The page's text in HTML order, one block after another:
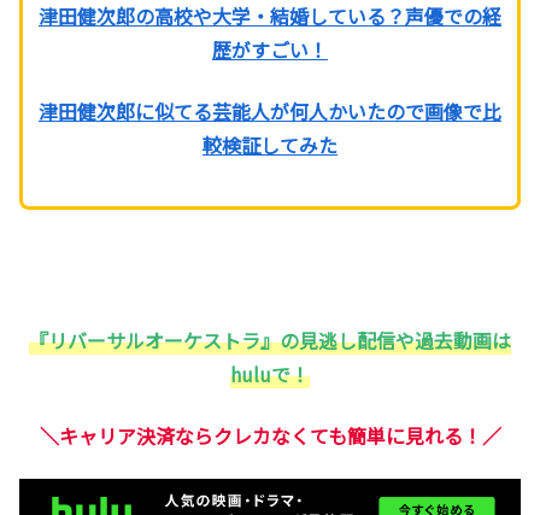
津田健次郎の高校や大学・結婚している？声優での経
歴がすごい！
津田健次郎に似てる芸能人が何人かいたので画像で比
較検証してみた
『リバーサルオーケストラ』の見逃し配信や過去動画は
huluで！
＼キャリア決済ならクレカなくても簡単に見れる！／